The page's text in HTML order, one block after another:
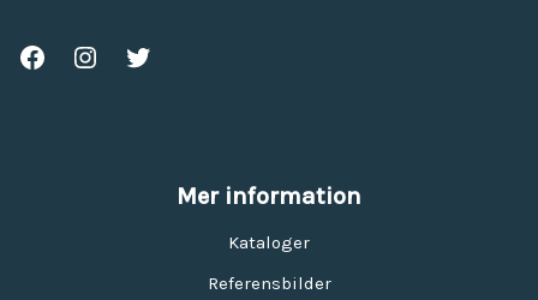
Mer information
Kataloger
Referensbilder